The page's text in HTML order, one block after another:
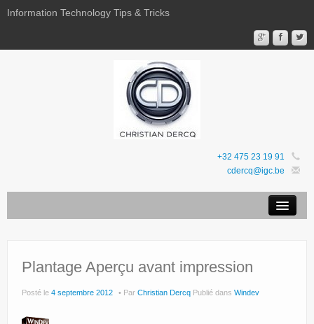
Information Technology Tips & Tricks
+32 475 23 19 91
cdercq@igc.be
Sites Web
Favoris
Site Principal
Plantage Aperçu avant impression
Posté le 4 septembre 2012 Par Christian Dercq Publié dans Windev